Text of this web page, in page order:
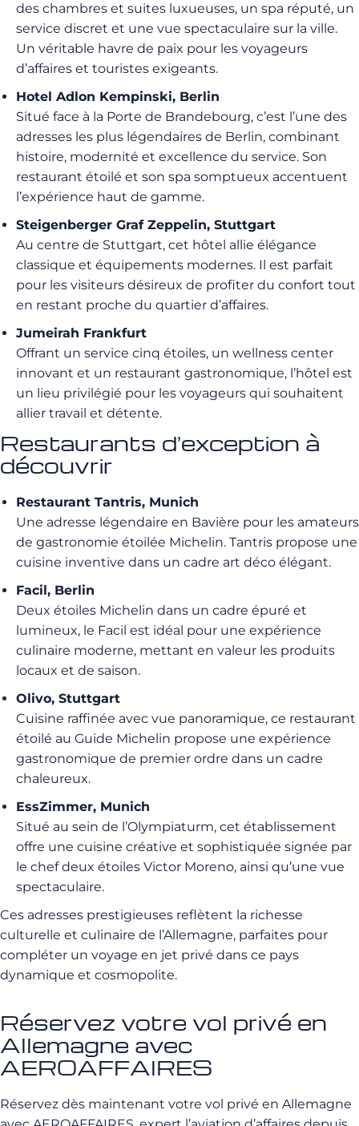
des chambres et suites luxueuses, un spa réputé, un
service discret et une vue spectaculaire sur la ville.
Un véritable havre de paix pour les voyageurs
d’affaires et touristes exigeants.
Hotel Adlon Kempinski, Berlin
Situé face à la Porte de Brandebourg, c’est l’une des
adresses les plus légendaires de Berlin, combinant
histoire, modernité et excellence du service. Son
restaurant étoilé et son spa somptueux accentuent
l’expérience haut de gamme.
Steigenberger Graf Zeppelin, Stuttgart
Au centre de Stuttgart, cet hôtel allie élégance
classique et équipements modernes. Il est parfait
pour les visiteurs désireux de profiter du confort tout
en restant proche du quartier d’affaires.
Jumeirah Frankfurt
Offrant un service cinq étoiles, un wellness center
innovant et un restaurant gastronomique, l’hôtel est
un lieu privilégié pour les voyageurs qui souhaitent
allier travail et détente.
Restaurants d’exception à
découvrir
Restaurant Tantris, Munich
Une adresse légendaire en Bavière pour les amateurs
de gastronomie étoilée Michelin. Tantris propose une
cuisine inventive dans un cadre art déco élégant.
Facil, Berlin
Deux étoiles Michelin dans un cadre épuré et
lumineux, le Facil est idéal pour une expérience
culinaire moderne, mettant en valeur les produits
locaux et de saison.
Olivo, Stuttgart
Cuisine raffinée avec vue panoramique, ce restaurant
étoilé au Guide Michelin propose une expérience
gastronomique de premier ordre dans un cadre
chaleureux.
EssZimmer, Munich
Situé au sein de l’Olympiaturm, cet établissement
offre une cuisine créative et sophistiquée signée par
le chef deux étoiles Victor Moreno, ainsi qu’une vue
spectaculaire.
Ces adresses prestigieuses reflètent la richesse
culturelle et culinaire de l’Allemagne, parfaites pour
compléter un voyage en jet privé dans ce pays
dynamique et cosmopolite.
Réservez votre vol privé en
Allemagne avec
AEROAFFAIRES
Réservez dès maintenant votre vol privé en Allemagne